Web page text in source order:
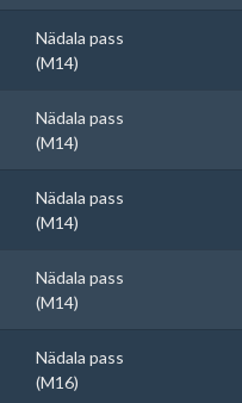
Nädala pass
(M14)
Nädala pass
(M14)
Nädala pass
(M14)
Nädala pass
(M14)
Nädala pass
(M16)